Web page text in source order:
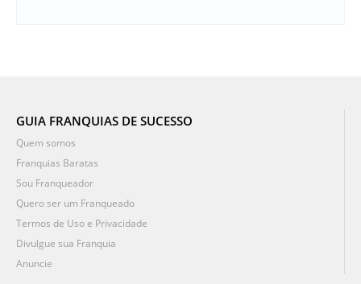
GUIA FRANQUIAS DE SUCESSO
Quem somos
Franquias Baratas
Sou Franqueador
Quero ser um Franqueado
Termos de Uso e Privacidade
Divulgue sua Franquia
Anuncie